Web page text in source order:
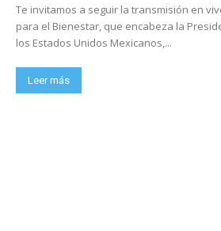
Te invitamos a seguir la transmisión en
para el Bienestar, que encabeza la
los Estados Unidos Mexicanos,...
Leer más